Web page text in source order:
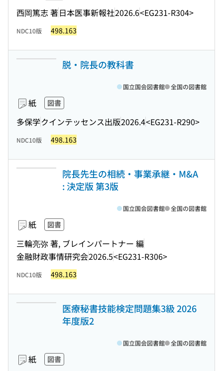
西岡篤志 著日本医事新報社2026.6<EG231-R304>
NDC10版 498.163
脱・院長の教科書
紙 図書
多保学クインテッセンス出版2026.4<EG231-R290>
国立国会図書館 全国の図書館
NDC10版 498.163
院長先生の相続・事業承継・M&A
: 決定版 第3版
紙 図書
三輪亮弥 著, ブレインパートナー 編
金融財政事情研究会2026.5<EG231-R306>
国立国会図書館 全国の図書館
NDC10版 498.163
医療秘書技能検定問題集3級 2026
年度版2
紙 図書
国立国会図書館 全国の図書館